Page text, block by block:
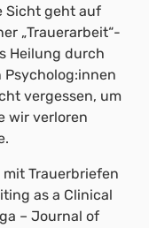
Sicht geht auf
„Trauerarbeit“-
Heilung durch
vergessen, um
wir verloren
Trauerbriefen
as a Clinical
– Journal of